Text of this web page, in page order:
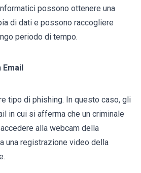
possono ottenere una
di dati e possono raccogliere
periodo di tempo.
tipo di phishing. In questo caso, gli
in cui si afferma che un criminale
alla webcam della
una registrazione video della